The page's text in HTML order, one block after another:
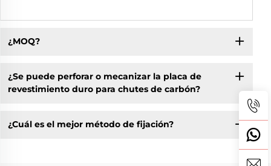
¿MOQ?
¿Se puede perforar o mecanizar la placa de
revestimiento duro para chutes de carbón?
¿Cuál es el mejor método de fijación?